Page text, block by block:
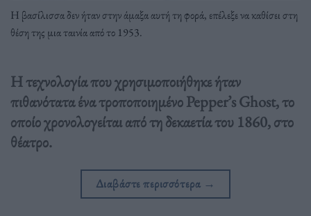
H βασίλισσα δεν ήταν στην άμαξα αυτή τη φορά, επέλεξε να καθίσει στη
θέση της μια ταινία από το 1953.
Η τεχνολογία που χρησιμοποιήθηκε ήταν
πιθανότατα ένα τροποποιημένο Pepper’s Ghost, το
οποίο χρονολογείται από τη δεκαετία του 1860, στο
θέατρο.
Διαβάστε περισσότερα →